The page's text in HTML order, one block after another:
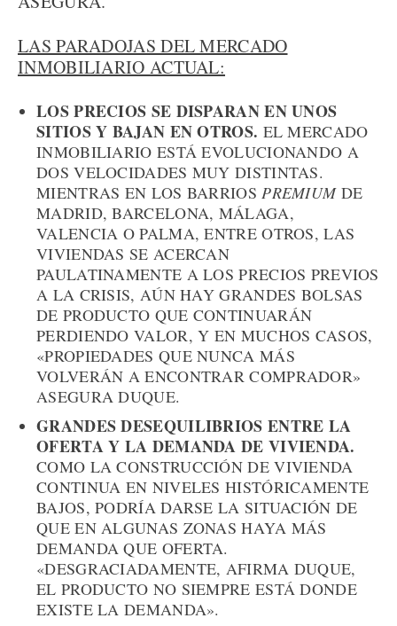
LAS PARADOJAS DEL MERCADO
INMOBILIARIO ACTUAL:
LOS PRECIOS SE DISPARAN EN UNOS
SITIOS Y BAJAN EN OTROS. EL MERCADO
INMOBILIARIO ESTÁ EVOLUCIONANDO A
DOS VELOCIDADES MUY DISTINTAS.
MIENTRAS EN LOS BARRIOSPREMIUMDE
MADRID, BARCELONA, MÁLAGA,
VALENCIA O PALMA, ENTRE OTROS, LAS
VIVIENDAS SE ACERCAN
PAULATINAMENTE A LOS PRECIOS PREVIOS
A LA CRISIS, AÚN HAY GRANDES BOLSAS
DE PRODUCTO QUE CONTINUARÁN
PERDIENDO VALOR, Y EN MUCHOS CASOS,
«PROPIEDADES QUE NUNCA MÁS
VOLVERÁN A ENCONTRAR COMPRADOR»
ASEGURA DUQUE.
GRANDES DESEQUILIBRIOS ENTRE LA
OFERTA Y LA DEMANDA DE VIVIENDA.
COMO LA CONSTRUCCIÓN DE VIVIENDA
CONTINUA EN NIVELES HISTÓRICAMENTE
BAJOS, PODRÍA DARSE LA SITUACIÓN DE
QUE EN ALGUNAS ZONAS HAYA MÁS
DEMANDA QUE OFERTA.
«DESGRACIADAMENTE, AFIRMA DUQUE,
EL PRODUCTO NO SIEMPRE ESTÁ DONDE
EXISTE LA DEMANDA».